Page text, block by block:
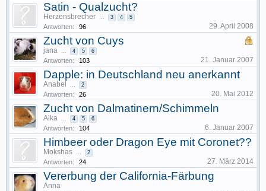
Satin - Qualzucht?
Herzensbrecher ... 3 4 5
Antworten: 96 29. April 2008
Zucht von Cuys
jana ... 4 5 6
Antworten: 103 21. Januar 2007
Dapple: in Deutschland neu anerkannt
Anabel ... 2
Antworten: 26 20. Mai 2012
Zucht von Dalmatinern/Schimmeln
Aika ... 4 5 6
Antworten: 104 6. Januar 2007
Himbeer oder Dragon Eye mit Coronet??
Mokshas ... 2
Antworten: 24 27. März 2014
Vererbung der California-Färbung
Anna